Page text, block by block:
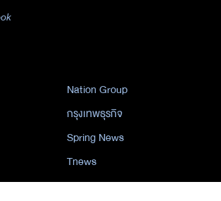
Nation Group
กรุงเทพธุรกิจ
Spring News
Tnews